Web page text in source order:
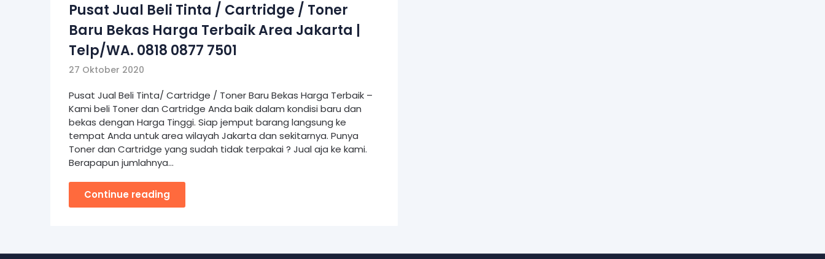
Pusat Jual Beli Tinta / Cartridge / Toner
Baru Bekas Harga Terbaik Area Jakarta |
Telp/WA. 0818 0877 7501
27 Oktober 2020
Pusat Jual Beli Tinta/ Cartridge / Toner Baru Bekas Harga Terbaik –
Kami beli Toner dan Cartridge Anda baik dalam kondisi baru dan
bekas dengan Harga Tinggi. Siap jemput barang langsung ke
tempat Anda untuk area wilayah Jakarta dan sekitarnya. Punya
Toner dan Cartridge yang sudah tidak terpakai ? Jual aja ke kami.
Berapapun jumlahnya…
Continue reading